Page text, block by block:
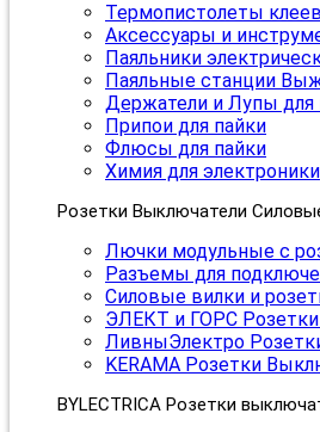
Термопистолеты
Аксессуары и
Паяльники
Паяльные станции
Держатели и Лупы для
Припои для пайки
Флюсы для пайки
Химия для электроники
Розетки Выключатели
Лючки модульные с
Разъемы для
Силовые вилки и
ЭЛЕКТ и ГОРС
ЛивныЭлектро
KERAMA Розетки
BYLECTRICA Розетки